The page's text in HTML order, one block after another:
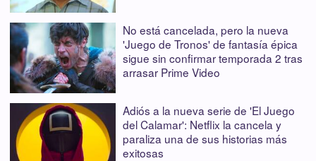
No está cancelada, pero la nueva
'Juego de Tronos' de fantasía épica
sigue sin confirmar temporada 2 tras
arrasar Prime Video
Adiós a la nueva serie de 'El Juego
del Calamar': Netflix la cancela y
paraliza una de sus historias más
exitosas